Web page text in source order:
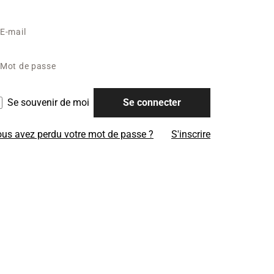
Se souvenir de moi Se connecter
avez perdu votre mot de passe ? S'inscrire